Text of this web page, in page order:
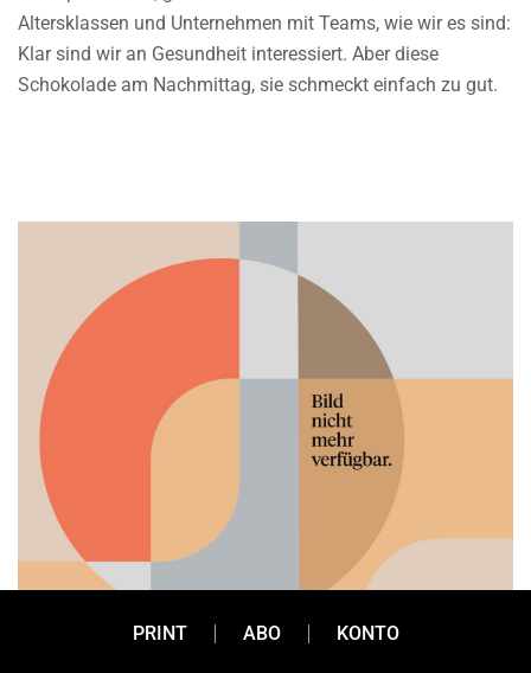
Altersklassen und Unternehmen mit Teams, wie wir es sind:
Klar sind wir an Gesundheit interessiert. Aber diese
Schokolade am Nachmittag, sie schmeckt einfach zu gut.
PRINT ABO KONTO